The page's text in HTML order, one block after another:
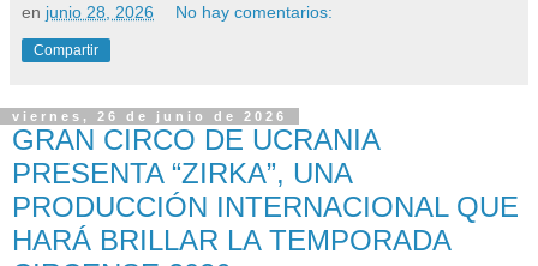
en junio 28, 2026 No hay comentarios:
Compartir
viernes, 26 de junio de 2026
GRAN CIRCO DE UCRANIA
PRESENTA “ZIRKA”, UNA
PRODUCCIÓN INTERNACIONAL QUE
HARÁ BRILLAR LA TEMPORADA